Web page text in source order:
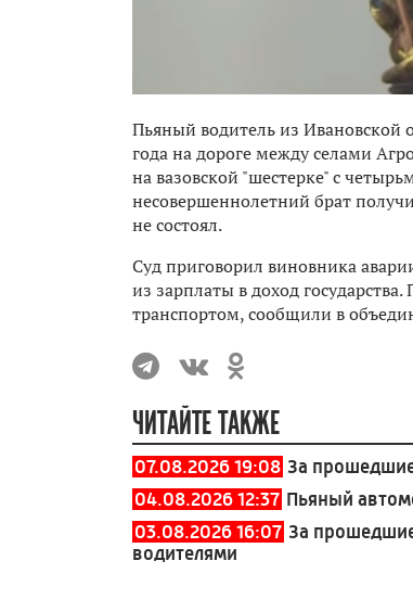
Пьяный водитель из Ивановской
года на дороге между селами
на вазовской "шестерке" с
несовершеннолетний брат
не состоял.
Суд приговорил виновника
из зарплаты в доход
транспортом, сообщили в
ЧИТАЙТЕ ТАКЖЕ
07.08.2026 19:08 За
04.08.2026 12:37 Пьяный
03.08.2026 16:07 За
водителями